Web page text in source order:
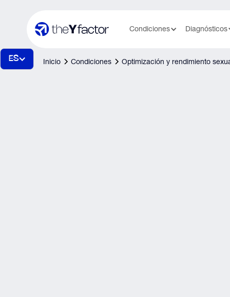
Condiciones Diagnósticos
ES Inicio Condiciones Optimización y rendimiento